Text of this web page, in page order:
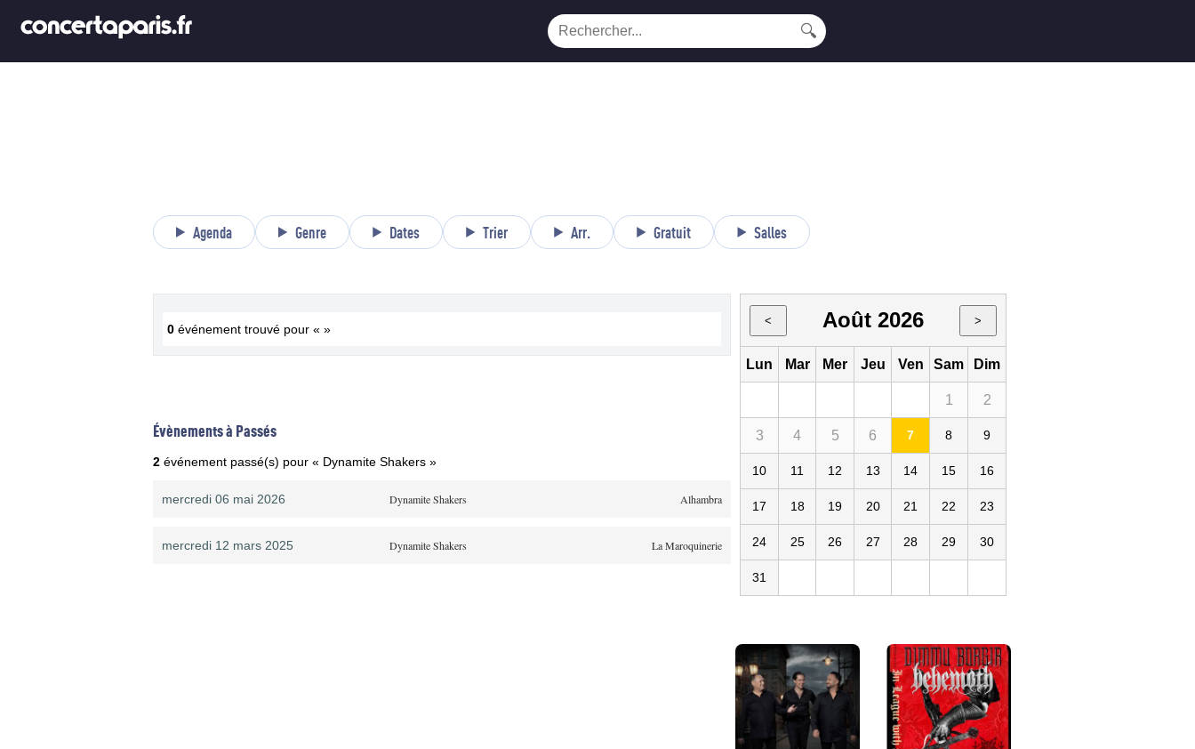
🔍
Agenda Genre Dates Trier Arr. Gratuit Salles
0 événement trouvé pour « »
Évènements à Passés
2 événement passé(s) pour « Dynamite Shakers »
mercredi 06 mai 2026 Dynamite Shakers Alhambra
mercredi 12 mars 2025 Dynamite Shakers La Maroquinerie
< Août 2026 >
Lun Mar Mer Jeu Ven Sam Dim
1 2
3 4 5 6 7 8 9
10 11 12 13 14 15 16
17 18 19 20 21 22 23
24 25 26 27 28 29 30
31